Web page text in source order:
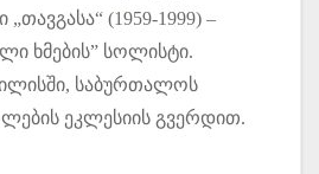
(1959-1999) –
ხმების” სოლისტი.
საბურთალოს
ეკლესიის გვერდით.